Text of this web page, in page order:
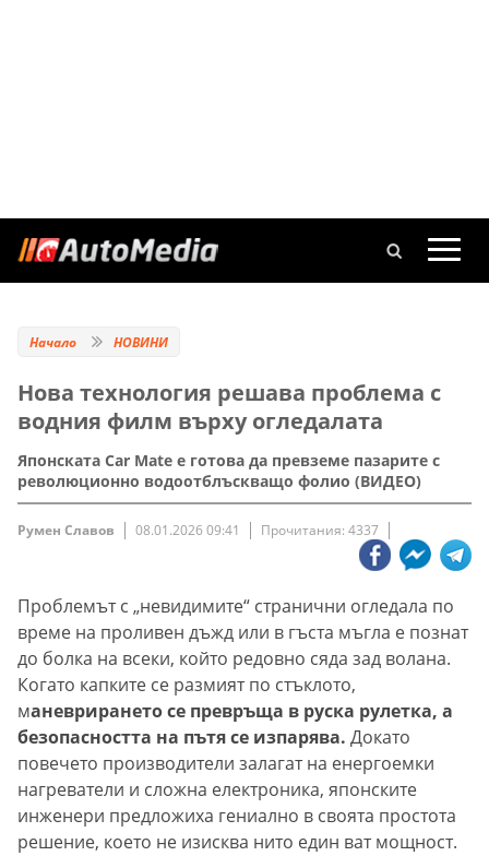
Начало НОВИНИ
Нова технология решава проблема с
водния филм върху огледалата
Японската Car Mate е готова да превземе пазарите с
революционно водоотблъскващо фолио (ВИДЕО)
Румен Славов 08.01.2026 09:41 Прочитания: 4337
Проблемът с „невидимите“ странични огледала по
време на проливен дъжд или в гъста мъгла е познат
до болка на всеки, който редовно сяда зад волана.
Когато капките се размият по стъклото,
маневрирането се превръща в руска рулетка, а
безопасността на пътя се изпарява. Докато
повечето производители залагат на енергоемки
нагреватели и сложна електроника, японските
инженери предложиха гениално в своята простота
решение, което не изисква нито един ват мощност.